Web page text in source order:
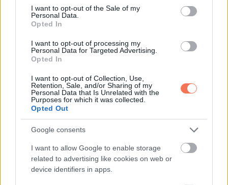
consent section.
I want to opt-out of the Sale of my
Personal Data.
Opted In
I want to opt-out of processing my
Personal Data for Targeted Advertising.
Opted In
I want to opt-out of Collection, Use,
Retention, Sale, and/or Sharing of my
Personal Data that Is Unrelated with the
Purposes for which it was collected.
Opted Out
Google consents
I want to allow Google to enable storage
related to advertising like cookies on web or
device identifiers in apps.
látványt, a pompa érzetét és a Várban felépített hatalmi
luxusvilág kontrasztját már nem lehet visszacsomagolni
Belügyminisztérium Szentháromság téri palotája a Karmelita
és Rogán Antal minisztériuma után is „új szintet” tudott
mutatni pompában és luxusban. Ez az a mondat, amely
politikailag igazán fájhat Pintéréknek. A vita lényege tehát
nem az, hogy be lehet-e jutni egy vezetett sétára, hanem az,
hogy miért kellett ilyen közpénzes luxuskörnyezetet
fenntartani a hatalom csúcsán, miközben az ország nagy
része egészen más mindennapokat élt. Magyar Péter
videója ezért marad erős: nem egy zárt ajtóról szólt, hanem